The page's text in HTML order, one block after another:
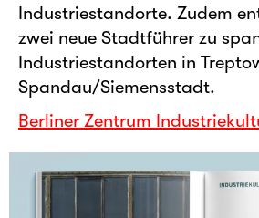
Industriestandorte. Zudem
zwei neue Stadtführer zu
Industriestandorten in
Spandau/Siemensstadt.
Berliner Zentrum